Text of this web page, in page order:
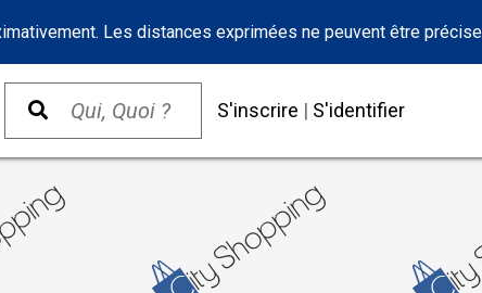
Les distances exprimées ne peuvent être
S'inscrire | S'identifier